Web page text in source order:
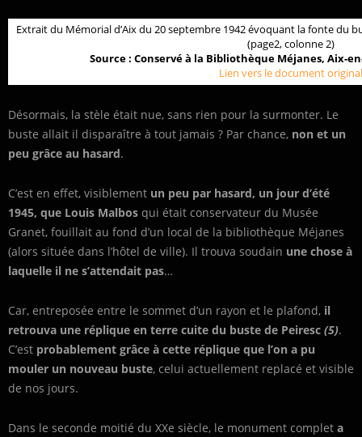
Extrait du Mémorial d’Aix du 20 septembre 1942 évoquant la fonte du
(page2, colonne 2)
Source : Conservé à la Bibliothèque Méjanes, Aix-
Lien vers le document original
Désormais, la stèle était nue, sans rien pour la surmonter. Le
buste allait il disparaître à tout jamais ? Par chance, non et un
peu grâce au hasard.
C’est en effet, visiblement un peu par hasard, un jour d’été
1945, que Louis Malbos qui était conservateur du Musée
Granet, fouillait au fond d’un local de la bibliothèque Méjanes
(alors située dans l’hôtel de ville). Il trouva soudain une chose à
laquelle il ne s’attendait pas…
Car, entreposée entre le sommet d’un rayon et le plafond, il
retrouva une réplique en terre cuite du buste de Peiresc (5).
C’est probablement grâce à cette réplique que l’on a pu
mouler un nouveau buste, celui actuellement replacé et visible
de nos jours.
Dans le seconde moitié du XXe siècle, le monument complet a